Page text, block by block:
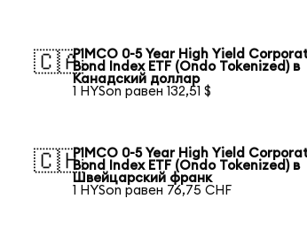
🇨🇦PIMCO 0-5 Year High Yield
Bond Index ETF (Ondo Tokenized) в
Канадский доллар
1 HYSon равен 132,51 $
🇨🇭PIMCO 0-5 Year High Yield
Bond Index ETF (Ondo Tokenized) в
Швейцарский франк
1 HYSon равен 76,75 CHF